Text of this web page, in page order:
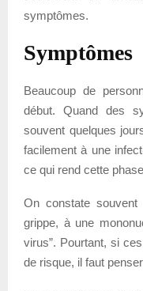
symptômes.
Symptômes
Beaucoup de
début. Quand des
souvent quelques
facilement à une
ce qui rend cette
On constate
grippe, à une
virus”. Pourtant, si
de risque, il faut